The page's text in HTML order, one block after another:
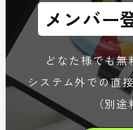
メンバー
どなた様でも無
システム外での直
（別